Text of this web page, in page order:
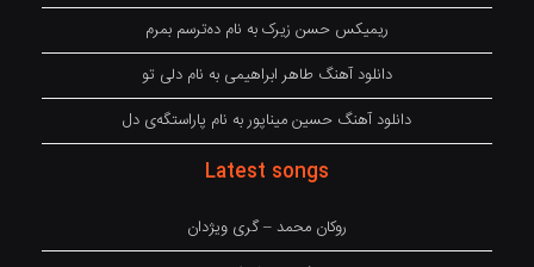
ریمیکس حسن زیرک به نام دەترسم بمرم
دانلود آهنگ طاهر ابراهیمی به نام دلی تو
دانلود آهنگ حسین میناپور به نام پاراستگەی دل
Latest songs
روکان محمد – گری ویژدان